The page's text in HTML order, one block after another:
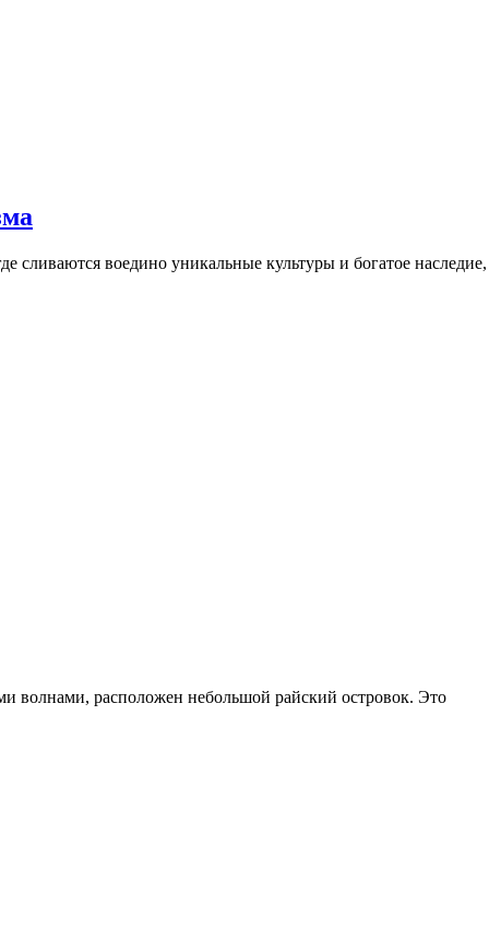
сливаются воедино уникальные культуры и богатое наследие,
волнами, расположен небольшой райский островок. Это